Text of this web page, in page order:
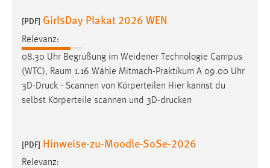
[PDF] GirlsDay Plakat 2026 WEN
Relevanz:
08.30 Uhr Begrüßung im Weidener Technologie Campus
(WTC), Raum 1.16 Wähle Mitmach-Praktikum A 09.00 Uhr
3D-Druck - Scannen von Körperteilen Hier kannst du
selbst Körperteile scannen und 3D-drucken
[PDF] Hinweise-zu-Moodle-SoSe-2026
Relevanz: